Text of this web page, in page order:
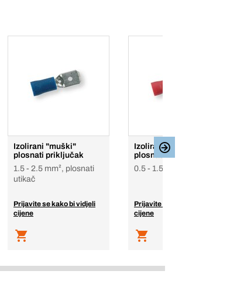
Izolirani "muški"
plosnati priključak
1.5 - 2.5 mm², plosnati
utikač
Prijavite se kako bi vidjeli
cijene
Izolirani "muški"
plosnati priključak
0.5 - 1.5 mm²
Prijavite se kako bi vidjeli
cijene